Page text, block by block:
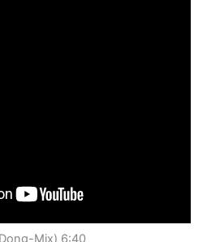
Mix) 6:40